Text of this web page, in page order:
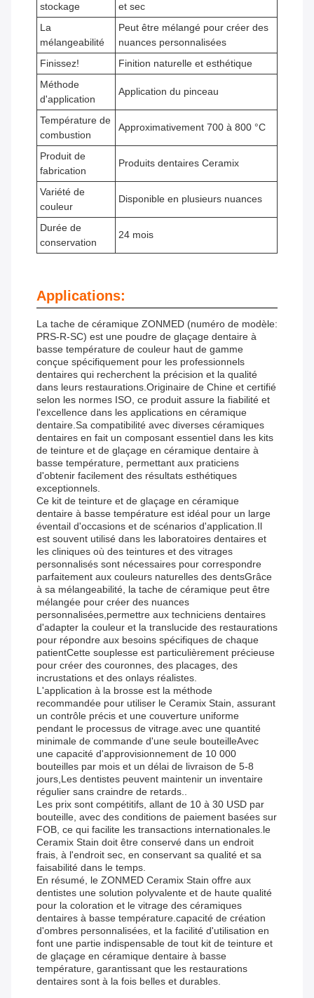
stockage
et sec
La
mélangeabilité
Peut être mélangé pour créer des
nuances personnalisées
Finissez!
Finition naturelle et esthétique
Méthode
d'application
Application du pinceau
Température de
combustion
Approximativement 700 à 800 °C
Produit de
fabrication
Produits dentaires Ceramix
Variété de
couleur
Disponible en plusieurs nuances
Durée de
conservation
24 mois
Applications:
La tache de céramique ZONMED (numéro de modèle:
PRS-R-SC) est une poudre de glaçage dentaire à
basse température de couleur haut de gamme
conçue spécifiquement pour les professionnels
dentaires qui recherchent la précision et la qualité
dans leurs restaurations.Originaire de Chine et certifié
selon les normes ISO, ce produit assure la fiabilité et
l'excellence dans les applications en céramique
dentaire.Sa compatibilité avec diverses céramiques
dentaires en fait un composant essentiel dans les kits
de teinture et de glaçage en céramique dentaire à
basse température, permettant aux praticiens
d'obtenir facilement des résultats esthétiques
exceptionnels.
Ce kit de teinture et de glaçage en céramique
dentaire à basse température est idéal pour un large
éventail d'occasions et de scénarios d'application.Il
est souvent utilisé dans les laboratoires dentaires et
les cliniques où des teintures et des vitrages
personnalisés sont nécessaires pour correspondre
parfaitement aux couleurs naturelles des dentsGrâce
à sa mélangeabilité, la tache de céramique peut être
mélangée pour créer des nuances
personnalisées,permettre aux techniciens dentaires
d'adapter la couleur et la translucide des restaurations
pour répondre aux besoins spécifiques de chaque
patientCette souplesse est particulièrement précieuse
pour créer des couronnes, des placages, des
incrustations et des onlays réalistes.
L'application à la brosse est la méthode
recommandée pour utiliser le Ceramix Stain, assurant
un contrôle précis et une couverture uniforme
pendant le processus de vitrage.avec une quantité
minimale de commande d'une seule bouteilleAvec
une capacité d'approvisionnement de 10 000
bouteilles par mois et un délai de livraison de 5-8
jours,Les dentistes peuvent maintenir un inventaire
régulier sans craindre de retards..
Les prix sont compétitifs, allant de 10 à 30 USD par
bouteille, avec des conditions de paiement basées sur
FOB, ce qui facilite les transactions internationales.le
Ceramix Stain doit être conservé dans un endroit
frais, à l'endroit sec, en conservant sa qualité et sa
faisabilité dans le temps.
En résumé, le ZONMED Ceramix Stain offre aux
dentistes une solution polyvalente et de haute qualité
pour la coloration et le vitrage des céramiques
dentaires à basse température.capacité de création
d'ombres personnalisées, et la facilité d'utilisation en
font une partie indispensable de tout kit de teinture et
de glaçage en céramique dentaire à basse
température, garantissant que les restaurations
dentaires sont à la fois belles et durables.